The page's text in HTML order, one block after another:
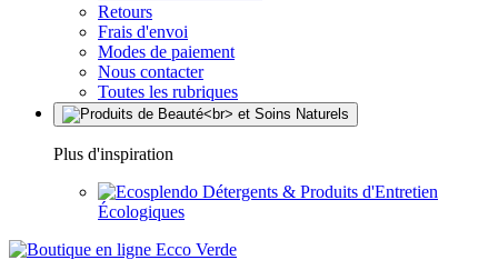
Retours
Frais d'envoi
Modes de paiement
Nous contacter
Toutes les rubriques
Plus d'inspiration
Détergents & Produits d'Entretien
Écologiques